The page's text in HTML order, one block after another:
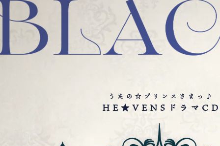
うたの☆プリンスさまっ♪
HE★VENSドラマ